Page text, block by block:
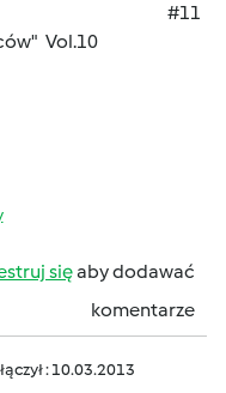
#11
Vol.10
sięaby dodawać
komentarze
: 10.03.2013